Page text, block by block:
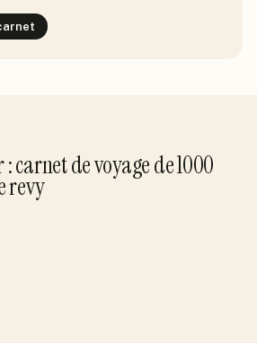
: carnet de voyage de1000
revy